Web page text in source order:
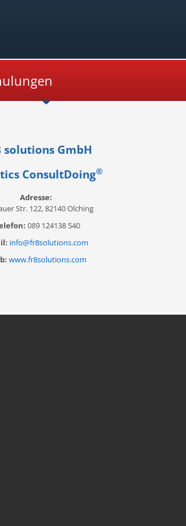
solutions GmbH
ConsultDoing®
Adresse:
Str. 122, 82140 Olching
089 124138 540
info@fr8solutions.com
www.fr8solutions.com